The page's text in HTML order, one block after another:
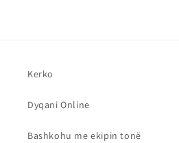
Kerko
Dyqani Online
Bashkohu me ekipin tonë